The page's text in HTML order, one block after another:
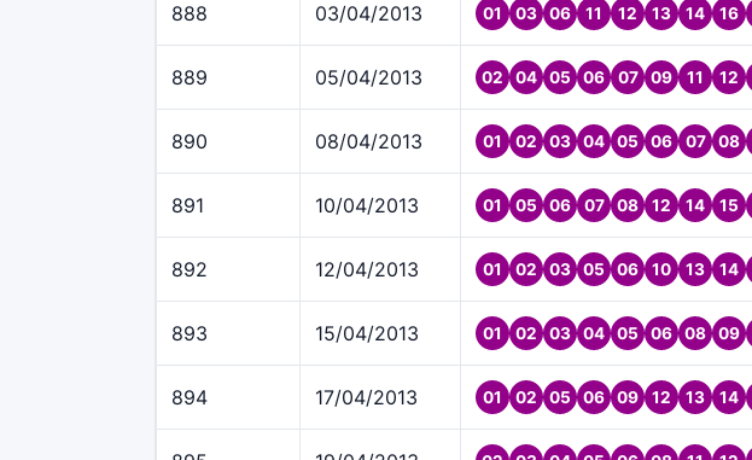
888 03/04/2013 01 03 06 11 12 13 14 16
889 05/04/2013 02 04 05 06 07 09 11 12
890 08/04/2013 01 02 03 04 05 06 07 08
891 10/04/2013 01 05 06 07 08 12 14 15
892 12/04/2013 01 02 03 05 06 10 13 14
893 15/04/2013 01 02 03 04 05 06 08 09
894 17/04/2013 01 02 05 06 09 12 13 14